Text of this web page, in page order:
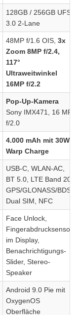
128GB / 256GB UFS
3.0 2-Lane
48MP f/1.6 OIS, 3x
Zoom 8MP f/2.4,
117°
Ultraweitwinkel
16MP f/2.2
Pop-Up-Kamera
Sony IMX471, 16 MP
f/2.0
4.000 mAh mit 30W
Warp Charge
USB-C, WLAN-AC,
BT 5.0, LTE Band 20,
GPS/GLONASS/BDS,
Dual SIM, NFC
Face Unlock,
Fingerabdrucksensor
im Display,
Benachrichtigungs-
Slider, Stereo-
Speaker
Android 9.0 Pie mit
OxygenOS
Oberfläche